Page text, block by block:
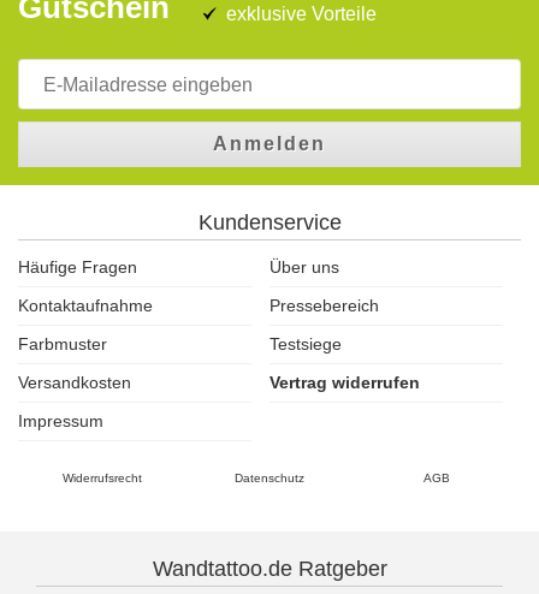
Gutschein
exklusive Vorteile
Anmelden
Kundenservice
Häufige Fragen
Über uns
Kontaktaufnahme
Pressebereich
Farbmuster
Testsiege
Versandkosten
Vertrag widerrufen
Impressum
Widerrufsrecht Datenschutz AGB
Wandtattoo.de Ratgeber